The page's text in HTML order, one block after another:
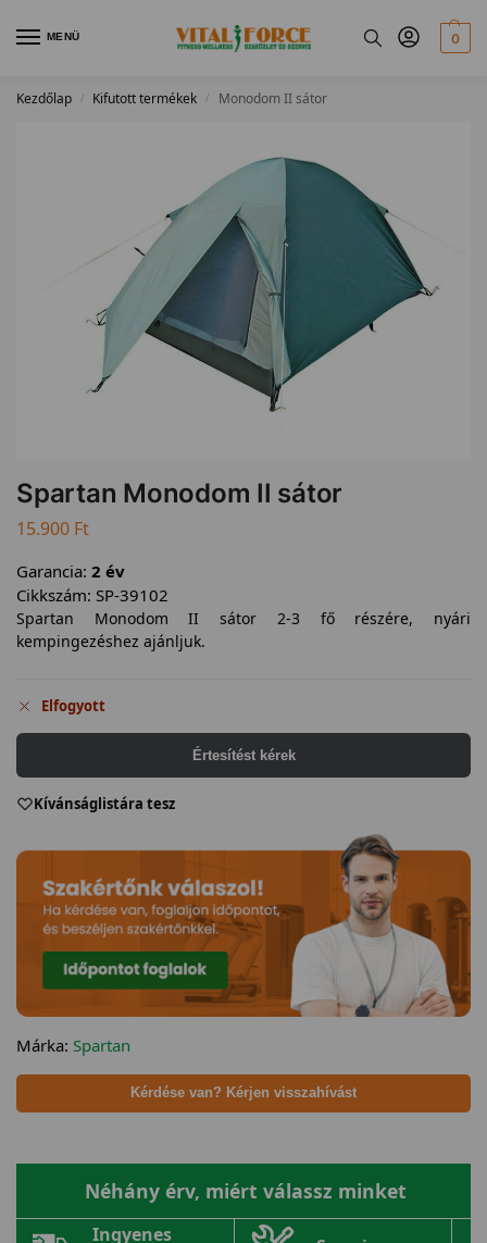
MENÜ 0
Kezdőlap / Kifutott termékek / Monodom II sátor
Spartan Monodom II sátor
15.900 Ft
Garancia: 2 év
Cikkszám: SP-39102
Spartan Monodom II sátor 2-3 fő részére, nyári
kempingezéshez ajánljuk.
Elfogyott
Értesítést kérek
Kívánságlistára tesz
Márka: Spartan
Kérdése van? Kérjen visszahívást
Néhány érv, miért válassz minket
Ingyenes